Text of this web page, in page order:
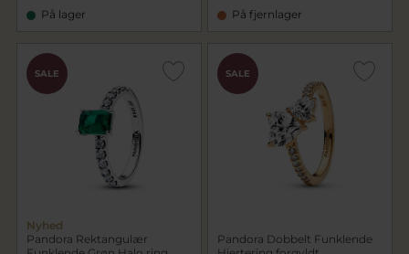
På lager På fjernlager
SALE
Nyhed
Pandora Rektangulær
SALE
Pandora Dobbelt Funklende